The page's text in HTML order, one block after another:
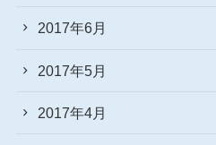
2017年6月
2017年5月
2017年4月